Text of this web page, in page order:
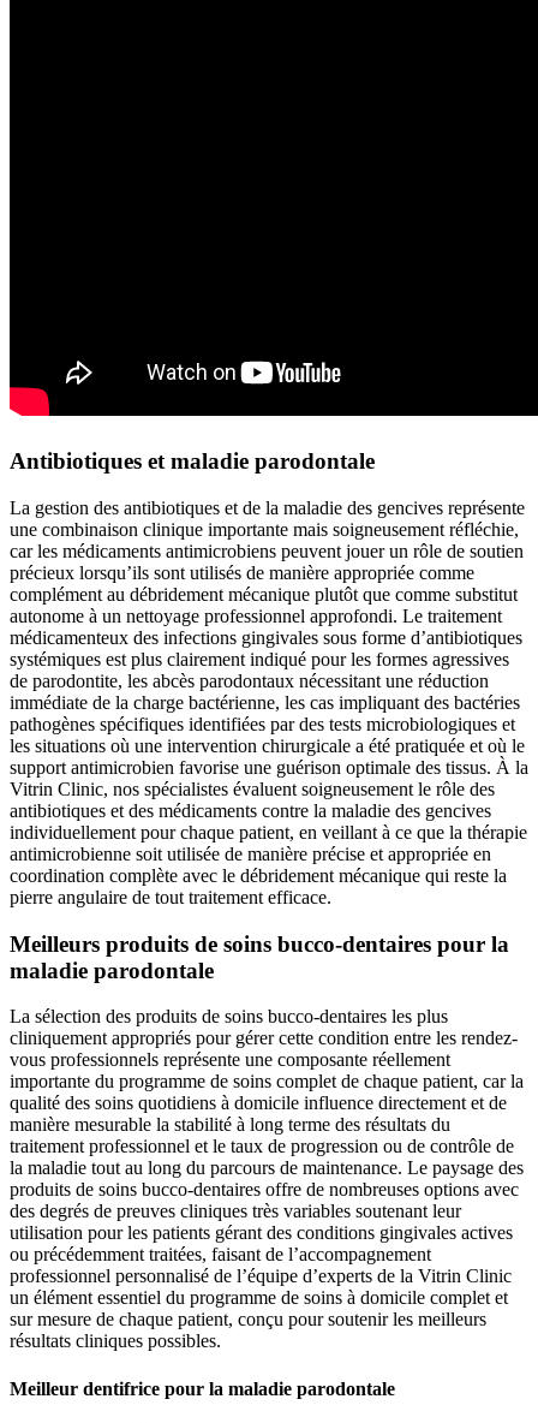
Antibiotiques et maladie parodontale
La gestion des antibiotiques et de la maladie des gencives représente
une combinaison clinique importante mais soigneusement réfléchie,
car les médicaments antimicrobiens peuvent jouer un rôle de soutien
précieux lorsqu’ils sont utilisés de manière appropriée comme
complément au débridement mécanique plutôt que comme substitut
autonome à un nettoyage professionnel approfondi. Le traitement
médicamenteux des infections gingivales sous forme d’antibiotiques
systémiques est plus clairement indiqué pour les formes agressives
de parodontite, les abcès parodontaux nécessitant une réduction
immédiate de la charge bactérienne, les cas impliquant des bactéries
pathogènes spécifiques identifiées par des tests microbiologiques et
les situations où une intervention chirurgicale a été pratiquée et où le
support antimicrobien favorise une guérison optimale des tissus. À la
Vitrin Clinic, nos spécialistes évaluent soigneusement le rôle des
antibiotiques et des médicaments contre la maladie des gencives
individuellement pour chaque patient, en veillant à ce que la thérapie
antimicrobienne soit utilisée de manière précise et appropriée en
coordination complète avec le débridement mécanique qui reste la
pierre angulaire de tout traitement efficace.
Meilleurs produits de soins bucco-dentaires pour la
maladie parodontale
La sélection des produits de soins bucco-dentaires les plus
cliniquement appropriés pour gérer cette condition entre les rendez-
vous professionnels représente une composante réellement
importante du programme de soins complet de chaque patient, car la
qualité des soins quotidiens à domicile influence directement et de
manière mesurable la stabilité à long terme des résultats du
traitement professionnel et le taux de progression ou de contrôle de
la maladie tout au long du parcours de maintenance. Le paysage des
produits de soins bucco-dentaires offre de nombreuses options avec
des degrés de preuves cliniques très variables soutenant leur
utilisation pour les patients gérant des conditions gingivales actives
ou précédemment traitées, faisant de l’accompagnement
professionnel personnalisé de l’équipe d’experts de la Vitrin Clinic
un élément essentiel du programme de soins à domicile complet et
sur mesure de chaque patient, conçu pour soutenir les meilleurs
résultats cliniques possibles.
Meilleur dentifrice pour la maladie parodontale